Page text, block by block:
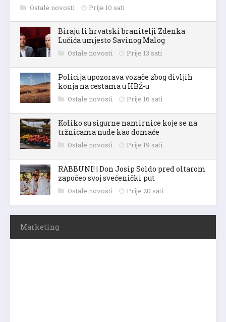
Ostale novosti Prije 10 sati
Biraju li hrvatski branitelji Zdenka
Lučića umjesto Savinog Malog
Ostale novosti Prije 13 sati
Policija upozorava vozače zbog divljih
konja na cestama u HBŽ-u
Ostale novosti Prije 16 sati
Koliko su sigurne namirnice koje se na
tržnicama nude kao domaće
Ostale novosti Prije 19 sati
RABBUNI! | Don Josip Soldo pred oltarom
započeo svoj svećenički put
Ostale novosti Prije 20 sati
Marketing